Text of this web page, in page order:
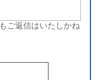
ご返信はいたしかね